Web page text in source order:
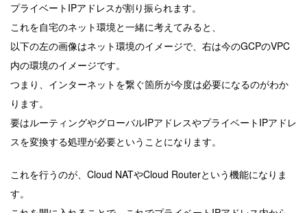
プライベートIPアドレスが割り振られます。
これを自宅のネット環境と一緒に考えてみると、
以下の左の画像はネット環境のイメージで、右は今のGCPのVPC
内の環境のイメージです。
つまり、インターネットを繋ぐ箇所が今度は必要になるのがわか
ります。
要はルーティングやグローバルIPアドレスやプライベートIPアドレ
スを変換する処理が必要ということになります。
これを行うのが、Cloud NATやCloud Routerという機能になりま
す。